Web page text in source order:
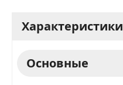
Характеристики
Основные